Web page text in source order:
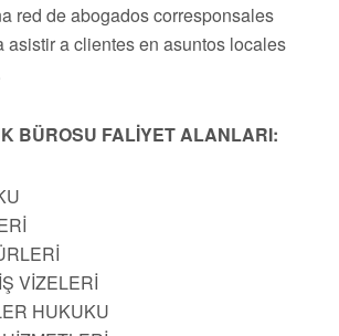
red de abogados corresponsales
asistir a clientes en asuntos locales
BÜROSU FALİYET ALANLARI:
VİZELERİ
HUKUKU